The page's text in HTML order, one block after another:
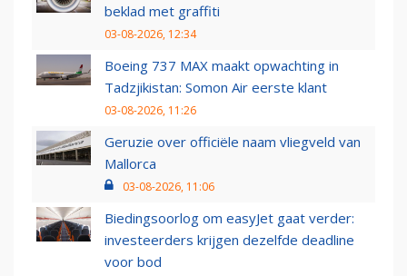
beklad met graffiti
03-08-2026, 12:34
Boeing 737 MAX maakt opwachting in
Tadzjikistan: Somon Air eerste klant
03-08-2026, 11:26
Geruzie over officiële naam vliegveld van
Mallorca
03-08-2026, 11:06
Biedingsoorlog om easyJet gaat verder:
investeerders krijgen dezelfde deadline
voor bod